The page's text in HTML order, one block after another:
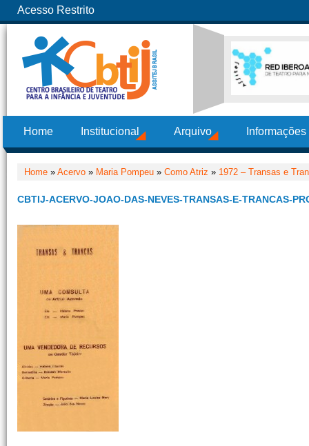
Acesso Restrito
Home Institucional Arquivo
Home » Acervo » Maria Pompeu » Como Atriz » 1972 – Transas e
CBTIJ-ACERVO-JOAO-DAS-NEVES-TRANSAS-E-TRANCAS-